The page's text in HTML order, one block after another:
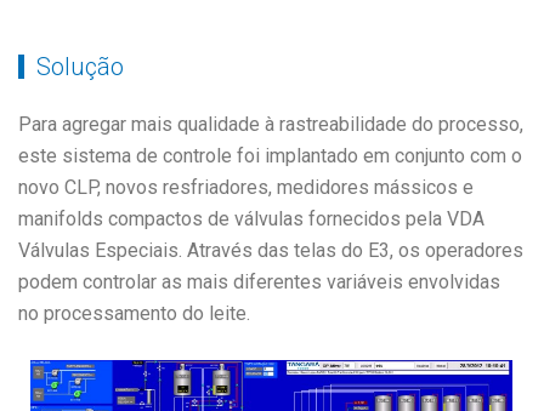
Solução
Para agregar mais qualidade à rastreabilidade do processo,
este sistema de controle foi implantado em conjunto com o
novo CLP, novos resfriadores, medidores mássicos e
manifolds compactos de válvulas fornecidos pela VDA
Válvulas Especiais. Através das telas do E3, os operadores
podem controlar as mais diferentes variáveis envolvidas
no processamento do leite.